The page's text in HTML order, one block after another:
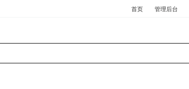
首页 管理后台